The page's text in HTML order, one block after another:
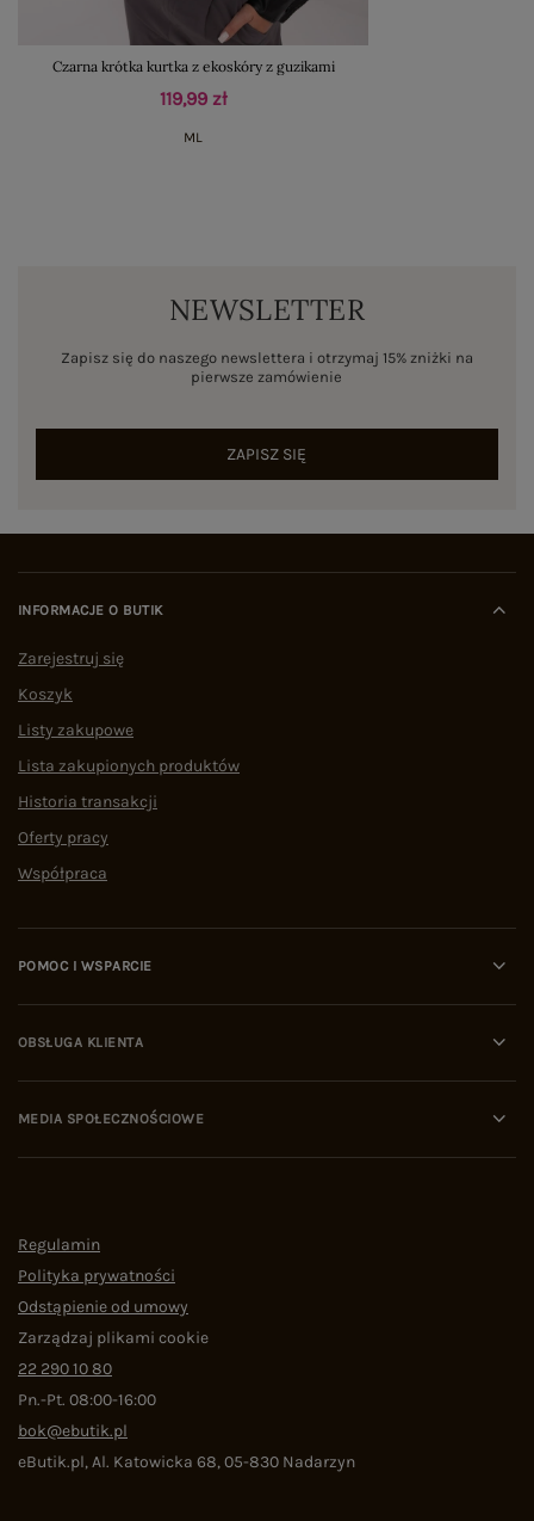
Czarna krótka kurtka z ekoskóry z guzikami
119,99 zł
ML
NEWSLETTER
Zapisz się do naszego newslettera i otrzymaj 15% zniżki na
pierwsze zamówienie
ZAPISZ SIĘ
INFORMACJE O BUTIK
Zarejestruj się
Koszyk
Listy zakupowe
Lista zakupionych produktów
Historia transakcji
Oferty pracy
Współpraca
POMOC I WSPARCIE
OBSŁUGA KLIENTA
MEDIA SPOŁECZNOŚCIOWE
Regulamin
Polityka prywatności
Odstąpienie od umowy
Zarządzaj plikami cookie
22 290 10 80
Pn.-Pt. 08:00-16:00
bok@ebutik.pl
eButik.pl,Al. Katowicka 68,05-830 Nadarzyn